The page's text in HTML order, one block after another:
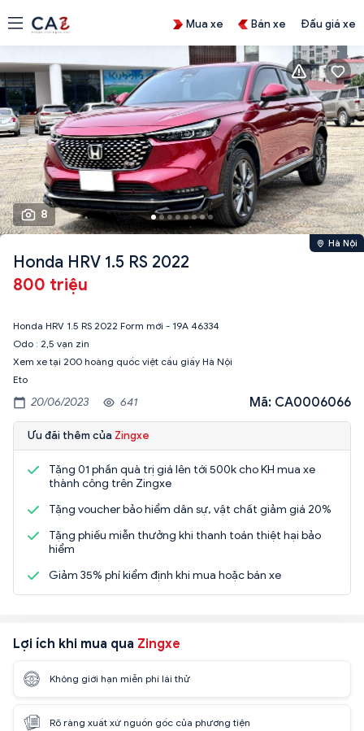
Mua xe Bán xe Đấu giá xe
8
Hà Nội
Honda HRV 1.5 RS 2022
800 triệu
Honda HRV 1.5 RS 2022 Form mới - 19A 46334
Odo : 2,5 vạn zin
Xem xe tại 200 hoàng quốc việt cầu giấy Hà Nội
Eto
20/06/2023 641 Mã: CA0006066
Ưu đãi thêm của Zingxe
Tặng 01 phần quà trị giá lên tới 500k cho KH mua xe
thành công trên Zingxe
Tặng voucher bảo hiểm dân sự, vật chất giảm giá 20%
Tặng phiếu miễn thưởng khi thanh toán thiệt hại bảo
hiểm
Giảm 35% phí kiểm định khi mua hoặc bán xe
Lợi ích khi mua qua Zingxe
Không giới hạn miễn phí lái thử
Rõ ràng xuất xứ nguồn gốc của phương tiện